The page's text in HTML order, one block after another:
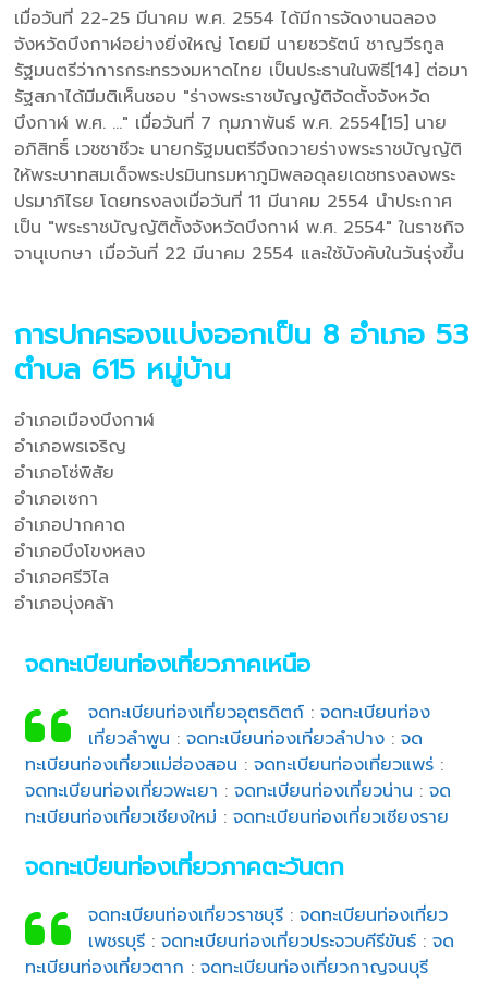
เมื่อวันที่ 22-25 มีนาคม พ.ศ. 2554 ได้มีการจัดงานฉลอง
จังหวัดบึงกาฬอย่างยิ่งใหญ่ โดยมี นายชวรัตน์ ชาญวีรกูล
รัฐมนตรีว่าการกระทรวงมหาดไทย เป็นประธานในพิธี[14] ต่อมา
รัฐสภาได้มีมติเห็นชอบ "ร่างพระราชบัญญัติจัดตั้งจังหวัด
บึงกาฬ พ.ศ. ..." เมื่อวันที่ 7 กุมภาพันธ์ พ.ศ. 2554[15] นาย
อภิสิทธิ์ เวชชาชีวะ นายกรัฐมนตรีจึงถวายร่างพระราชบัญญัติ
ให้พระบาทสมเด็จพระปรมินทรมหาภูมิพลอดุลยเดชทรงลงพระ
ปรมาภิไธย โดยทรงลงเมื่อวันที่ 11 มีนาคม 2554 นำประกาศ
เป็น "พระราชบัญญัติตั้งจังหวัดบึงกาฬ พ.ศ. 2554" ในราชกิจ
จานุเบกษา เมื่อวันที่ 22 มีนาคม 2554 และใช้บังคับในวันรุ่งขึ้น
การปกครองแบ่งออกเป็น 8 อำเภอ 53
ตำบล 615 หมู่บ้าน
อำเภอเมืองบึงกาฬ
อำเภอพรเจริญ
อำเภอโซ่พิสัย
อำเภอเซกา
อำเภอปากคาด
อำเภอบึงโขงหลง
อำเภอศรีวิไล
อำเภอบุ่งคล้า
จดทะเบียนท่องเที่ยวภาคเหนือ
จดทะเบียนท่องเที่ยวอุตรดิตถ์: จดทะเบียนท่อง
เที่ยวลำพูน : จดทะเบียนท่องเที่ยวลำปาง: จด
ทะเบียนท่องเที่ยวแม่ฮ่องสอน :จดทะเบียนท่องเที่ยวแพร่ :
จดทะเบียนท่องเที่ยวพะเยา :จดทะเบียนท่องเที่ยวน่าน :จด
ทะเบียนท่องเที่ยวเชียงใหม่ :จดทะเบียนท่องเที่ยวเชียงราย
จดทะเบียนท่องเที่ยวภาคตะวันตก
จดทะเบียนท่องเที่ยวราชบุรี: จดทะเบียนท่องเที่ยว
เพชรบุรี: จดทะเบียนท่องเที่ยวประจวบคีรีขันธ์: จด
ทะเบียนท่องเที่ยวตาก :จดทะเบียนท่องเที่ยวกาญจนบุรี